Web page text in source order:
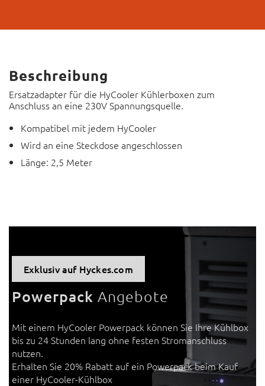
Beschreibung
Ersatzadapter für die HyCooler Kühlerboxen zum
Anschluss an eine 230V Spannungsquelle.
Kompatibel mit jedem HyCooler
Wird an eine Steckdose angeschlossen
Länge: 2,5 Meter
Exklusiv auf Hyckes.com
PowerpackAngebote
Mit einem HyCooler Powerpack können Sie Ihre Kühlbox
bis zu 24 Stunden lang ohne festen Stromanschluss
nutzen.
Erhalten Sie 20% Rabatt auf ein Powerpack beim Kauf
einer HyCooler-Kühlbox